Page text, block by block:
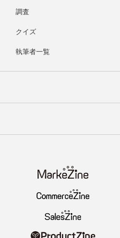
調査
クイズ
執筆者一覧